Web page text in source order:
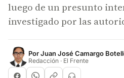
luego de un presunto
investigado por las
PorJuan José Camargo
Redacción · El Frente